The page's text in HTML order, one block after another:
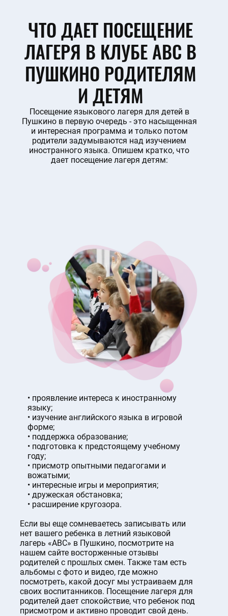
ЧТО ДАЕТ ПОСЕЩЕНИЕ
ЛАГЕРЯ В КЛУБЕ ABC В
ПУШКИНО РОДИТЕЛЯМ
И ДЕТЯМ
Посещение языкового лагеря для детей в
Пушкино в первую очередь - это насыщенная
и интересная программа и только потом
родители задумываются над изучением
иностранного языка. Опишем кратко, что
дает посещение лагеря детям:
проявление интереса к иностранному
языку;
изучение английского языка в игровой
форме;
поддержка образование;
подготовка к предстоящему учебному
году;
присмотр опытными педагогами и
вожатыми;
интересные игры и мероприятия;
дружеская обстановка;
расширение кругозора.
Если вы еще сомневаетесь записывать или
нет вашего ребенка в летний языковой
лагерь «ABC» в Пушкино, посмотрите на
нашем сайте восторженные отзывы
родителей с прошлых смен. Также там есть
альбомы с фото и видео, где можно
посмотреть, какой досуг мы устраиваем для
своих воспитанников. Посещение лагеря для
родителей дает спокойствие, что ребенок под
присмотром и активно проводит свой день.